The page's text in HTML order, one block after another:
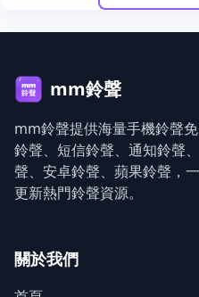
mm鈴聲
mm鈴聲提供海量手機鈴聲
鈴聲、短信鈴聲、通知鈴聲
聲、安卓鈴聲、蘋果鈴聲，
更新熱門鈴聲資源。
關於我們